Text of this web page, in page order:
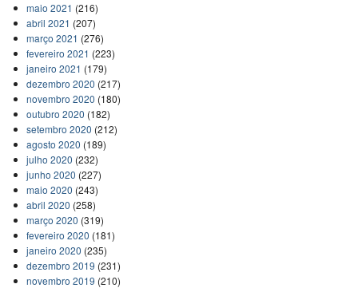
maio 2021 (216)
abril 2021 (207)
março 2021 (276)
fevereiro 2021 (223)
janeiro 2021 (179)
dezembro 2020 (217)
novembro 2020 (180)
outubro 2020 (182)
setembro 2020 (212)
agosto 2020 (189)
julho 2020 (232)
junho 2020 (227)
maio 2020 (243)
abril 2020 (258)
março 2020 (319)
fevereiro 2020 (181)
janeiro 2020 (235)
dezembro 2019 (231)
novembro 2019 (210)